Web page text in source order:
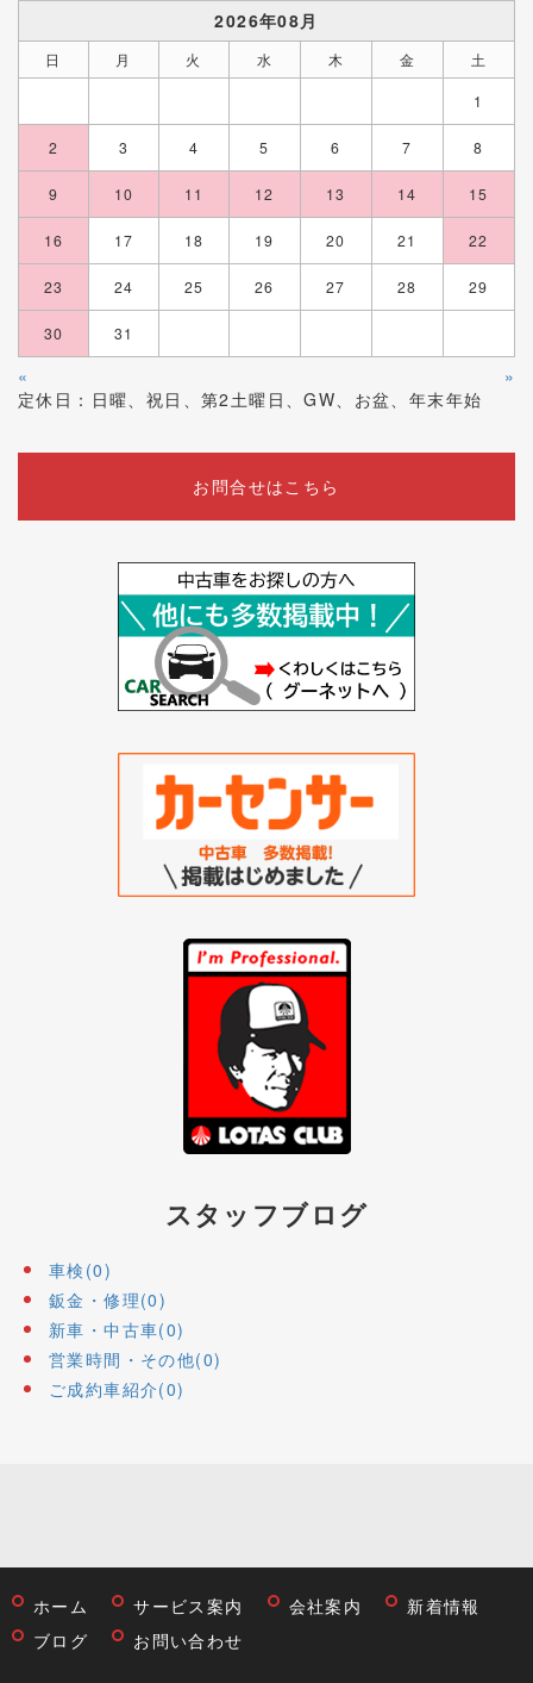
2026年08月
日 月 火 水 木 金 土
1
2 3 4 5 6 7 8
9 10 11 12 13 14 15
16 17 18 19 20 21 22
23 24 25 26 27 28 29
30 31
«
»
定休日：日曜、祝日、第2土曜日、GW、お盆、年末年始
お問合せはこちら
スタッフブログ
車検(0)
鈑金・修理(0)
新車・中古車(0)
営業時間・その他(0)
ご成約車紹介(0)
ホーム サービス案内 会社案内
新着情報
ブログ
お問い合わせ